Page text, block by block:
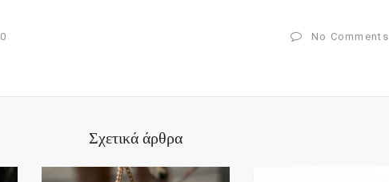
0 No Comments
Σχετικά άρθρα